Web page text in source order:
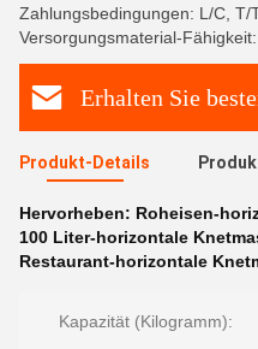
Zahlungsbedingungen: L/C, T/
Versorgungsmaterial-
Erhalten Sie
Produkt-Details
Hervorheben: Roheisen-
100 Liter-horizontale
Restaurant-horizontale
Kapazität (Kilogramm):